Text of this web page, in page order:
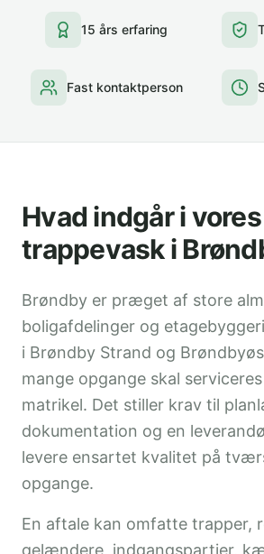
15 års erfaring
Fast kontaktperson
Hvad indgår i vores
trappevask i
Brøndby er præget af store
boligafdelinger og
i Brøndby Strand og
mange opgange skal
matrikel. Det stiller krav til
dokumentation og en
levere ensartet kvalitet på
opgange.
En aftale kan omfatte trapper,
gelændere, indgangspartier,